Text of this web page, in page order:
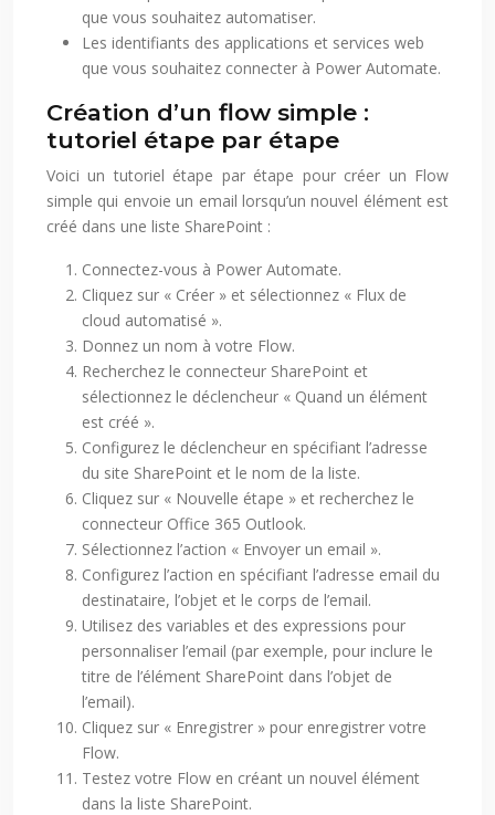
que vous souhaitez automatiser.
Les identifiants des applications et services web
que vous souhaitez connecter à Power Automate.
Création d’un flow simple :
tutoriel étape par étape
Voici un tutoriel étape par étape pour créer un Flow
simple qui envoie un email lorsqu’un nouvel élément est
créé dans une liste SharePoint :
Connectez-vous à Power Automate.
Cliquez sur « Créer » et sélectionnez « Flux de
cloud automatisé ».
Donnez un nom à votre Flow.
Recherchez le connecteur SharePoint et
sélectionnez le déclencheur « Quand un élément
est créé ».
Configurez le déclencheur en spécifiant l’adresse
du site SharePoint et le nom de la liste.
Cliquez sur « Nouvelle étape » et recherchez le
connecteur Office 365 Outlook.
Sélectionnez l’action « Envoyer un email ».
Configurez l’action en spécifiant l’adresse email du
destinataire, l’objet et le corps de l’email.
Utilisez des variables et des expressions pour
personnaliser l’email (par exemple, pour inclure le
titre de l’élément SharePoint dans l’objet de
l’email).
Cliquez sur « Enregistrer » pour enregistrer votre
Flow.
Testez votre Flow en créant un nouvel élément
dans la liste SharePoint.